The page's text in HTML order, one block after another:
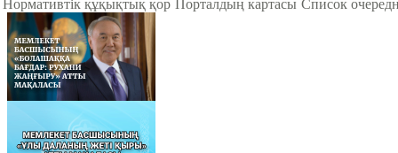
Нормативтік құқықтық қор Порталдың картасы Список